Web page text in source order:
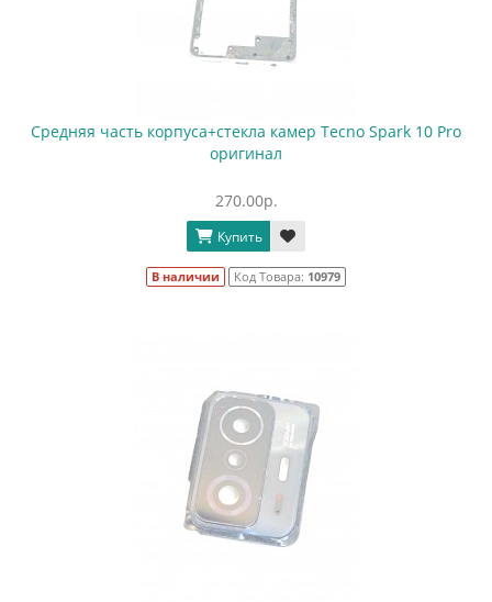
Средняя часть корпуса+стекла камер Tecno Spark 10 Pro
оригинал
270.00р.
Купить
В наличии Код Товара: 10979